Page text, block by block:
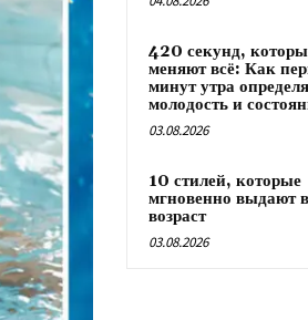
420 секунд,
меняют всё: Как
минут утра
молодость и
03.08.2026
10 стилей, которые
мгновенно выдают
возраст
03.08.2026